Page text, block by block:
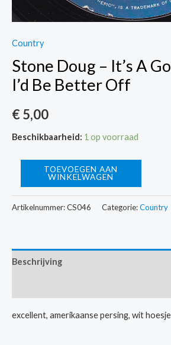
Country
Stone Doug – It’s A
I’d Be Better Off
€5,00
Beschikbaarheid: 1 op voorraad
Good
Thing
I'd
Be
TOEVOEGEN AAN
WINKELWAGEN
Artikelnummer:CS046 Categorie:Country
Beschrijving
excellent, amerikaanse persing, wit hoesje